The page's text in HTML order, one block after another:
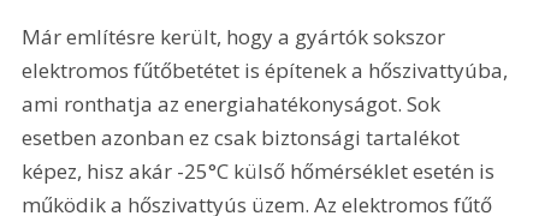
Már említésre került, hogy a gyártók sokszor
elektromos fűtőbetétet is építenek a hőszivattyúba,
ami ronthatja az energiahatékonyságot. Sok
esetben azonban ez csak biztonsági tartalékot
képez, hisz akár -25°C külső hőmérséklet esetén is
működik a hőszivattyús üzem. Az elektromos fűtő